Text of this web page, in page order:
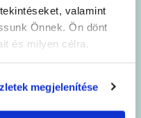
valamint
Önnek. Ön dönt
és milyen célra.
pontossággal
megjelenítése
Garantálják a tökéletes